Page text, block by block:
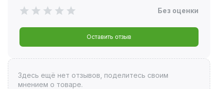
Без оценки
Оставить отзыв
Здесь ещё нет отзывов, поделитесь своим
мнением о товаре.